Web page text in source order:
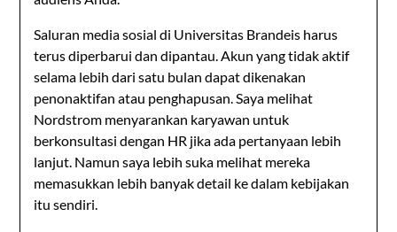
Saluran media sosial di Universitas Brandeis harus
terus diperbarui dan dipantau. Akun yang tidak aktif
selama lebih dari satu bulan dapat dikenakan
penonaktifan atau penghapusan. Saya melihat
Nordstrom menyarankan karyawan untuk
berkonsultasi dengan HR jika ada pertanyaan lebih
lanjut. Namun saya lebih suka melihat mereka
memasukkan lebih banyak detail ke dalam kebijakan
itu sendiri.